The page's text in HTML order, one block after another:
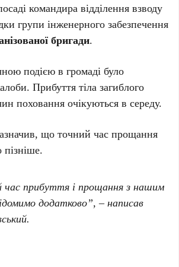
командира відділення взводу
групи інженерного забезпечення
бригади.
подією в громаді було
Прибуття тіла загиблого
поховання очікуються в середу.
що точний час прощання
пізніше.
прибуття і прощання з нашим
додатково”, – написав